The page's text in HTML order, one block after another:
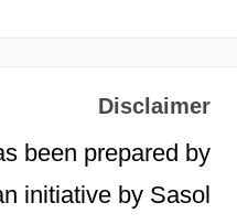
Disclaimer
been prepared by
initiative by Sasol